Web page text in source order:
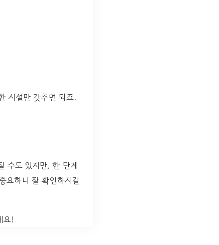
시설만 갖추면 되죠.
수도 있지만, 한 단계
요하니 잘 확인하시길
요!